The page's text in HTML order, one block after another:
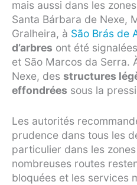
mais aussi dans les
Santa Bárbara de Nexe,
Gralheira, à São Brás de
d’arbres ont été
et São Marcos da Serra.
Nexe, des structures
effondrées sous la
Les autorités
prudence dans tous les
particulier dans les
nombreuses routes
bloquées et les services